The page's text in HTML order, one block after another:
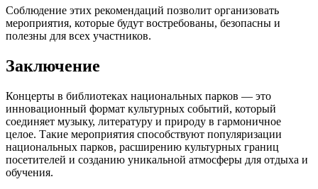
Соблюдение этих рекомендаций позволит организовать
мероприятия, которые будут востребованы, безопасны и
полезны для всех участников.
Заключение
Концерты в библиотеках национальных парков — это
инновационный формат культурных событий, который
соединяет музыку, литературу и природу в гармоничное
целое. Такие мероприятия способствуют популяризации
национальных парков, расширению культурных границ
посетителей и созданию уникальной атмосферы для отдыха и
обучения.